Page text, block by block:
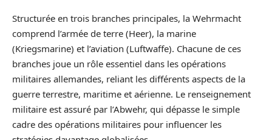
Structurée en trois branches principales, la Wehrmacht
comprend l’armée de terre (Heer), la marine
(Kriegsmarine) et l’aviation (Luftwaffe). Chacune de ces
branches joue un rôle essentiel dans les opérations
militaires allemandes, reliant les différents aspects de la
guerre terrestre, maritime et aérienne. Le renseignement
militaire est assuré par l’Abwehr, qui dépasse le simple
cadre des opérations militaires pour influencer les